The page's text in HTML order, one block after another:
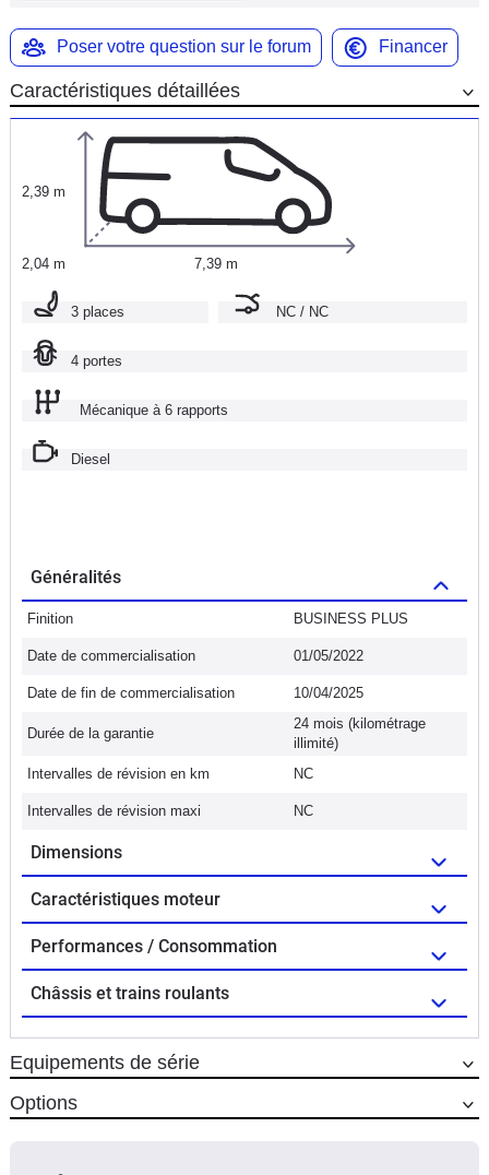
Poser votre question sur le forum Financer
Caractéristiques détaillées
2,39 m
2,04 m 7,39 m
3 places NC / NC
4 portes
Mécanique à 6 rapports
Diesel
Généralités
Finition BUSINESS PLUS
Date de commercialisation 01/05/2022
Date de fin de commercialisation 10/04/2025
Durée de la garantie
24 mois (kilométrage
illimité)
Intervalles de révision en km
NC
Intervalles de révision maxi NC
Dimensions
Caractéristiques moteur
Performances / Consommation
Châssis et trains roulants
Equipements de série
Options